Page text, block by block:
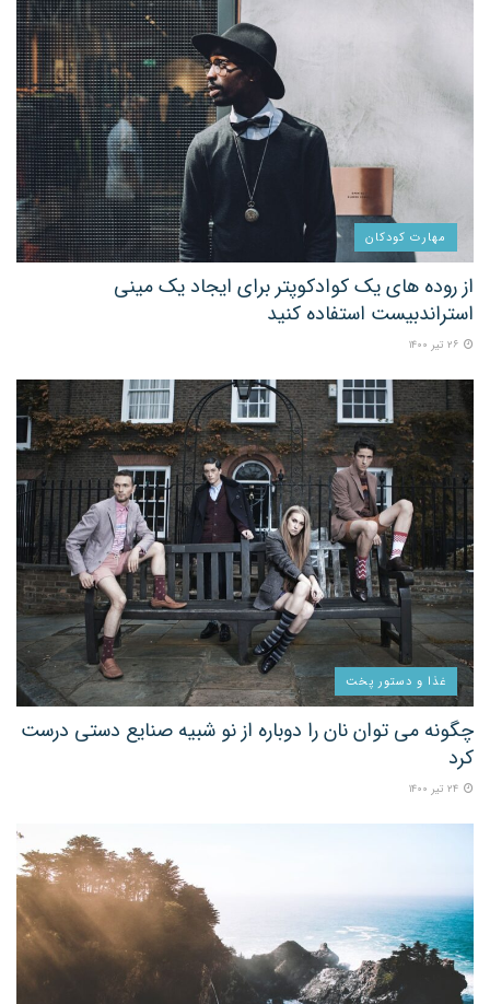
مهارت کودکان
از روده های یک کوادکوپتر برای ایجاد یک مینی
استراندبیست استفاده کنید
غذا و دستور پخت
چگونه می توان نان را دوباره از نو شبیه صنایع دستی درست
کرد